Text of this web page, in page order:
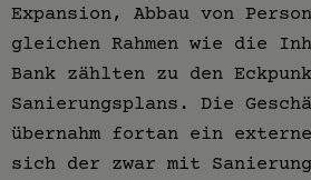
Expansion, Abbau von
gleichen Rahmen wie die
Bank zählten zu den
Sanierungsplans. Die
übernahm fortan ein
sich der zwar mit